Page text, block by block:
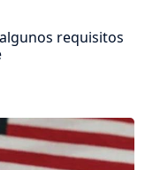
requisitos